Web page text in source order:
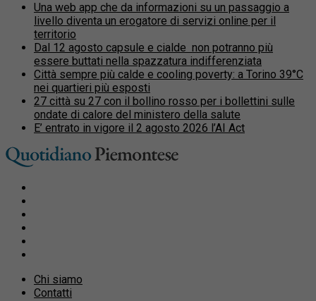
Una web app che da informazioni su un passaggio a
livello diventa un erogatore di servizi online per il
territorio
Dal 12 agosto capsule e cialde non potranno più
essere buttati nella spazzatura indifferenziata
Città sempre più calde e cooling poverty: a Torino 39°C
nei quartieri più esposti
27 città su 27 con il bollino rosso per i bollettini sulle
ondate di calore del ministero della salute
E’ entrato in vigore il 2 agosto 2026 l’AI Act
Chi siamo
Contatti